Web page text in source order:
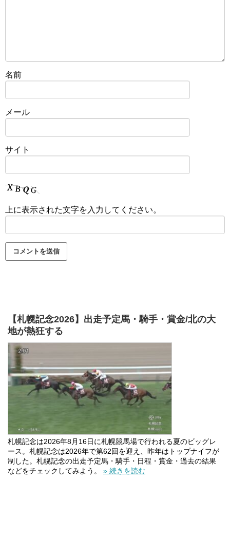
名前
メール
サイト
上に表示された文字を入力してください。
【札幌記念2026】出走予定馬・騎手・賞金/北の大
地が熱狂する
札幌記念は2026年8月16日に札幌競馬場で行われる夏のビッグレ
ース。札幌記念は2026年で第62回を迎え、昨年はトップナイフが
制した。札幌記念の出走予定馬・騎手・日程・賞金・過去の結果
などをチェックしてみよう。 » 続きを読む